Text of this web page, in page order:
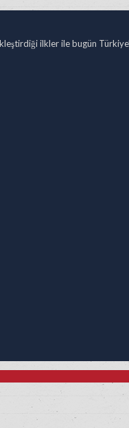
ilkler ile bugün